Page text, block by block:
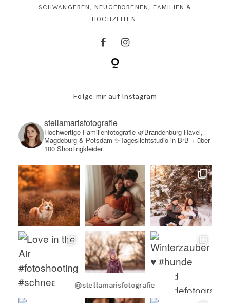
SCHWANGEREN, NEUGEBORENEN, FAMILIEN &
HOCHZEITEN.
Folge mir auf Instagram
@stellamarisfotografie
stellamarisfotografie
Hochwertige Familienfotografie🌿Brandenburg Havel,
Magdeburg & Potsdam ✨Tageslichtstudio in BrB + über
100 Shootingkleider